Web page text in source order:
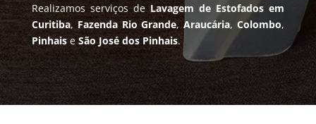
Realizamos serviços de Lavagem de Estofados em
Curitiba, Fazenda Rio Grande,Araucária,Colombo,
PinhaiseSão José dos Pinhais.